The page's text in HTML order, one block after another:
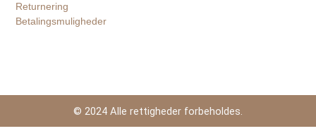
Returnering
Betalingsmuligheder
© 2024 Alle rettigheder forbeholdes.